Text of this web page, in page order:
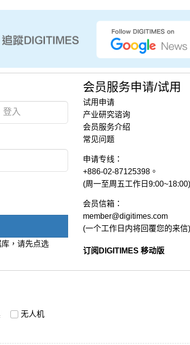
，请先点选
会员服务申请/试用
试用申请
产业研究谘询
会员服务介绍
常见问题
申请专线：
+886-02-87125398。
(周一至周五工作日9:00~18:00)
会员信箱：
member@digitimes.com
(一个工作日内将回覆您的来信)
订阅DIGITIMES 移动版
无人机